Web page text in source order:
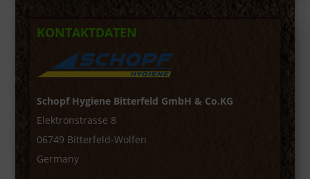
KONTAKTDATEN
Schopf Hygiene Bitterfeld GmbH & Co.KG
Elektronstrasse 8
06749 Bitterfeld-Wolfen
Germany